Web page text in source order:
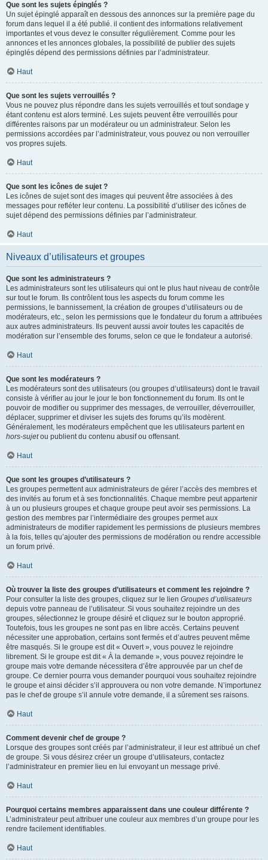
Que sont les sujets épinglés ?
Un sujet épinglé apparaît en dessous des annonces sur la première page du
forum dans lequel il a été publié. il contient des informations relativement
importantes et vous devez le consulter régulièrement. Comme pour les
annonces et les annonces globales, la possibilité de publier des sujets
épinglés dépend des permissions définies par l’administrateur.
Haut
Que sont les sujets verrouillés ?
Vous ne pouvez plus répondre dans les sujets verrouillés et tout sondage y
étant contenu est alors terminé. Les sujets peuvent être verrouillés pour
différentes raisons par un modérateur ou un administrateur. Selon les
permissions accordées par l’administrateur, vous pouvez ou non verrouiller
vos propres sujets.
Haut
Que sont les icônes de sujet ?
Les icônes de sujet sont des images qui peuvent être associées à des
messages pour refléter leur contenu. La possibilité d’utiliser des icônes de
sujet dépend des permissions définies par l’administrateur.
Haut
Niveaux d’utilisateurs et groupes
Que sont les administrateurs ?
Les administrateurs sont les utilisateurs qui ont le plus haut niveau de contrôle
sur tout le forum. Ils contrôlent tous les aspects du forum comme les
permissions, le bannissement, la création de groupes d’utilisateurs ou de
modérateurs, etc., selon les permissions que le fondateur du forum a attribuées
aux autres administrateurs. Ils peuvent aussi avoir toutes les capacités de
modération sur l’ensemble des forums, selon ce que le fondateur a autorisé.
Haut
Que sont les modérateurs ?
Les modérateurs sont des utilisateurs (ou groupes d’utilisateurs) dont le travail
consiste à vérifier au jour le jour le bon fonctionnement du forum. Ils ont le
pouvoir de modifier ou supprimer des messages, de verrouiller, déverrouiller,
déplacer, supprimer et diviser les sujets des forums qu’ils modèrent.
Généralement, les modérateurs empêchent que les utilisateurs partent en
hors-sujetou publient du contenu abusif ou offensant.
Haut
Que sont les groupes d’utilisateurs ?
Les groupes permettent aux administrateurs de gérer l’accès des membres et
des invités au forum et à ses fonctionnalités. Chaque membre peut appartenir
à un ou plusieurs groupes et chaque groupe peut avoir ses permissions. La
gestion des membres par l’intermédiaire des groupes permet aux
administrateurs de modifier rapidement les permissions de plusieurs membres
à la fois, telles qu’ajouter des permissions de modération ou rendre accessible
un forum privé.
Haut
Où trouver la liste des groupes d’utilisateurs et comment les rejoindre ?
Pour consulter la liste des groupes, cliquez sur le lien Groupes d’utilisateurs
depuis votre panneau de l’utilisateur. Si vous souhaitez rejoindre un des
groupes, sélectionnez le groupe désiré et cliquez sur le bouton approprié.
Toutefois, tous les groupes ne sont pas en libre accès. Certains peuvent
nécessiter une approbation, certains sont fermés et d’autres peuvent même
être masqués. Si le groupe est dit « Ouvert », vous pouvez le rejoindre
librement. Si le groupe est dit « À la demande », vous pouvez rejoindre le
groupe mais votre demande nécessitera d’être approuvée par un chef de
groupe. Ce dernier pourra vous demander pourquoi vous souhaitez rejoindre
le groupe et ainsi décider s’il approuvera ou non votre demande. N’importunez
pas le chef de groupe s’il annule votre demande, il a sûrement ses raisons.
Haut
Comment devenir chef de groupe ?
Lorsque des groupes sont créés par l’administrateur, il leur est attribué un chef
de groupe. Si vous désirez créer un groupe d’utilisateurs, contactez
l’administrateur en premier lieu en lui envoyant un message privé.
Haut
Pourquoi certains membres apparaissent dans une couleur différente ?
L’administrateur peut attribuer une couleur aux membres d’un groupe pour les
rendre facilement identifiables.
Haut